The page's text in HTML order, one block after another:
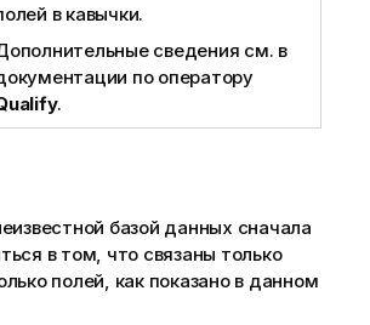
в кавычки.
сведения см. в
по оператору
.
базой данных сначала
в том, что связаны только
полей, как показано в данном